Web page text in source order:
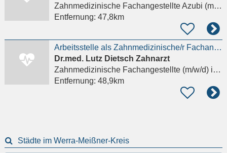
Zahnmedizinische Fachangestellte Azubi (m/w/d)
Entfernung: 47,8km
Arbeitsstelle als Zahnmedizinische/r Fachangestellte/r (ZFA); auch Quer-/ Wiedereinsteiger
Dr.med. Lutz Dietsch Zahnarzt
Zahnmedizinische Fachangestellte (m/w/d)in Bad Salzungen
Entfernung: 48,9km
Städte im Werra-Meißner-Kreis